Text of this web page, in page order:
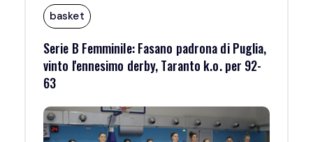
basket
Serie B Femminile: Fasano padrona di Puglia,
vinto l'ennesimo derby, Taranto k.o. per 92-
63